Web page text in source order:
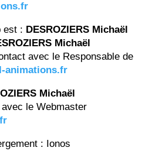
est : DESROZIERS Michaël
Michaël
avec le Responsable de
animations.fr
Michaël
le Webmaster
: Ionos